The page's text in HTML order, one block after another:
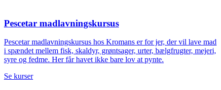
Pescetar madlavningskursus
Pescetar madlavningskursus hos Kromans er for jer, der vil lave mad
i spændet mellem fisk, skaldyr, grøntsager, urter, bælgfrugter, mejeri,
syre og fedme. Her får havet ikke bare lov at pynte.
Se kurser